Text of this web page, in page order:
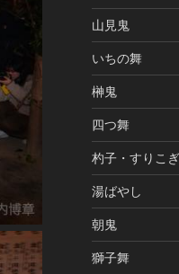
山見鬼
いちの舞
榊鬼
四つ舞
杓子・すりこ
湯ばやし
朝鬼
獅子舞